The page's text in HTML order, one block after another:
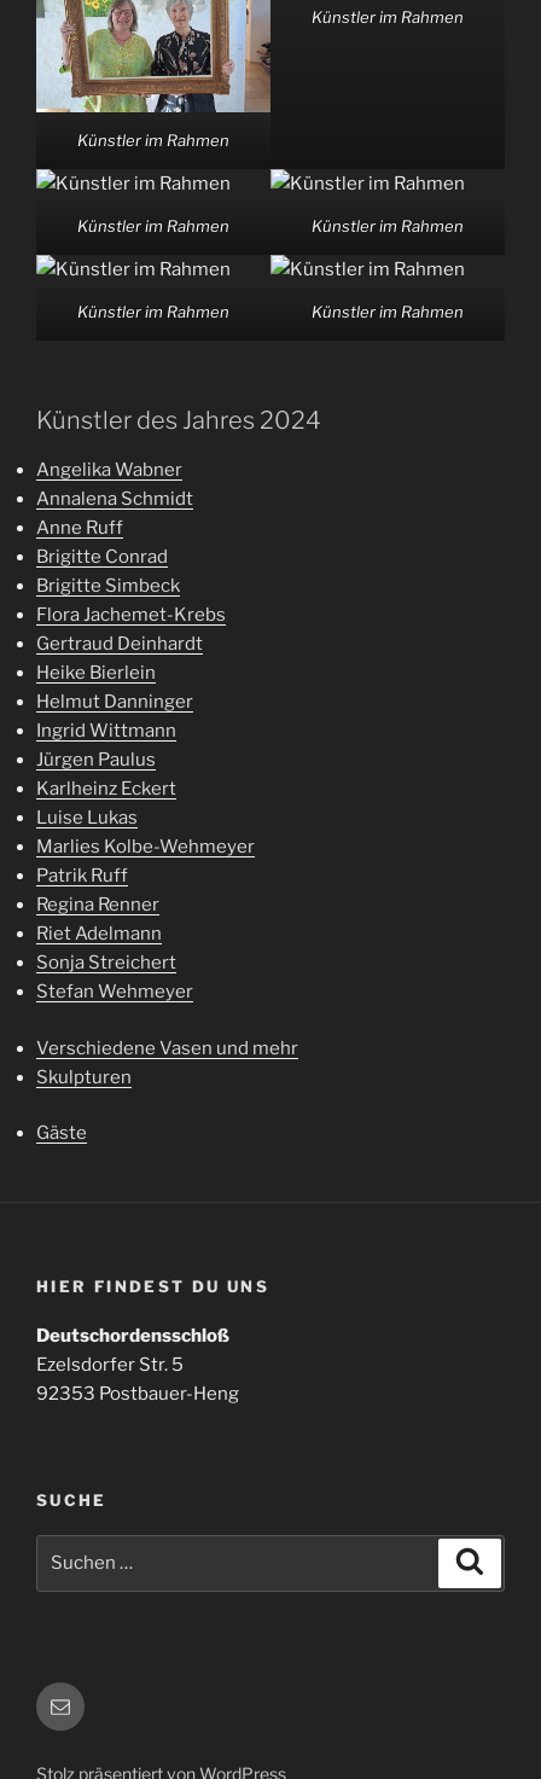
Künstler im Rahmen
Künstler im Rahmen
Künstler im Rahmen Künstler im Rahmen
Künstler im Rahmen Künstler im Rahmen
Künstler des Jahres 2024
Angelika Wabner
Annalena Schmidt
Anne Ruff
Brigitte Conrad
Brigitte Simbeck
Flora Jachemet-Krebs
Gertraud Deinhardt
Heike Bierlein
Helmut Danninger
Ingrid Wittmann
Jürgen Paulus
Karlheinz Eckert
Luise Lukas
Marlies Kolbe-Wehmeyer
Patrik Ruff
Regina Renner
Riet Adelmann
Sonja Streichert
Stefan Wehmeyer
Verschiedene Vasen und mehr
Skulpturen
Gäste
HIER FINDEST DU UNS
Deutschordensschloß
Ezelsdorfer Str. 5
92353 Postbauer-Heng
SUCHE
E-
Mail
Stolz präsentiert von WordPress